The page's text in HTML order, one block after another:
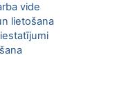
vide
lietošana